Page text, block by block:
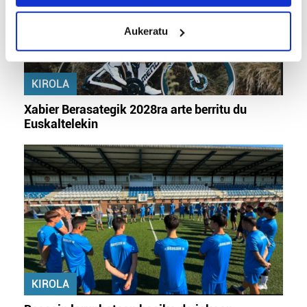
Identify your device by actively scanning it for
specific characteristics (fingerprinting)
Find out more about how your personal data is processed
and set your preferences in thedetails section.
Guk eta gure bazkideek zure datu pertsonalak
teknologia erabiliz, cookieak adibidez, iragarki eta eduki
pertsonalizatuak eskaintzeko, iragarkiak eta edukia
neurtzeko, jendeari buruzko informazioa biltzeko eta
produktuak garatzeko. Zure datuak nork eta zertarako
erabiltzen dituen hauta dezakezu.
Bazkide batzuek ez dizute baimenik eskatzen, eta beren
interes komertzial legitimoetan babesten dira. Ikusi gure
bazkideen zerrenda, beren ustez zein helburutarako
duten interes legitimoa eta horren aurka nola egin
Aukeratu
KIROLA
Xabier Berasategik 2028ra arte berritu du
Euskaltelekin
KIROLA